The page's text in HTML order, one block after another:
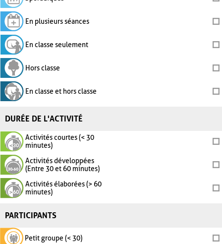
En plusieurs séances
En classe seulement
Hors classe
En classe et hors classe
DURÉE DE L'ACTIVITÉ
Activités courtes (< 30
minutes)
Activités développées
(Entre 30 et 60 minutes)
Activités élaborées (> 60
minutes)
PARTICIPANTS
Petit groupe (< 30)